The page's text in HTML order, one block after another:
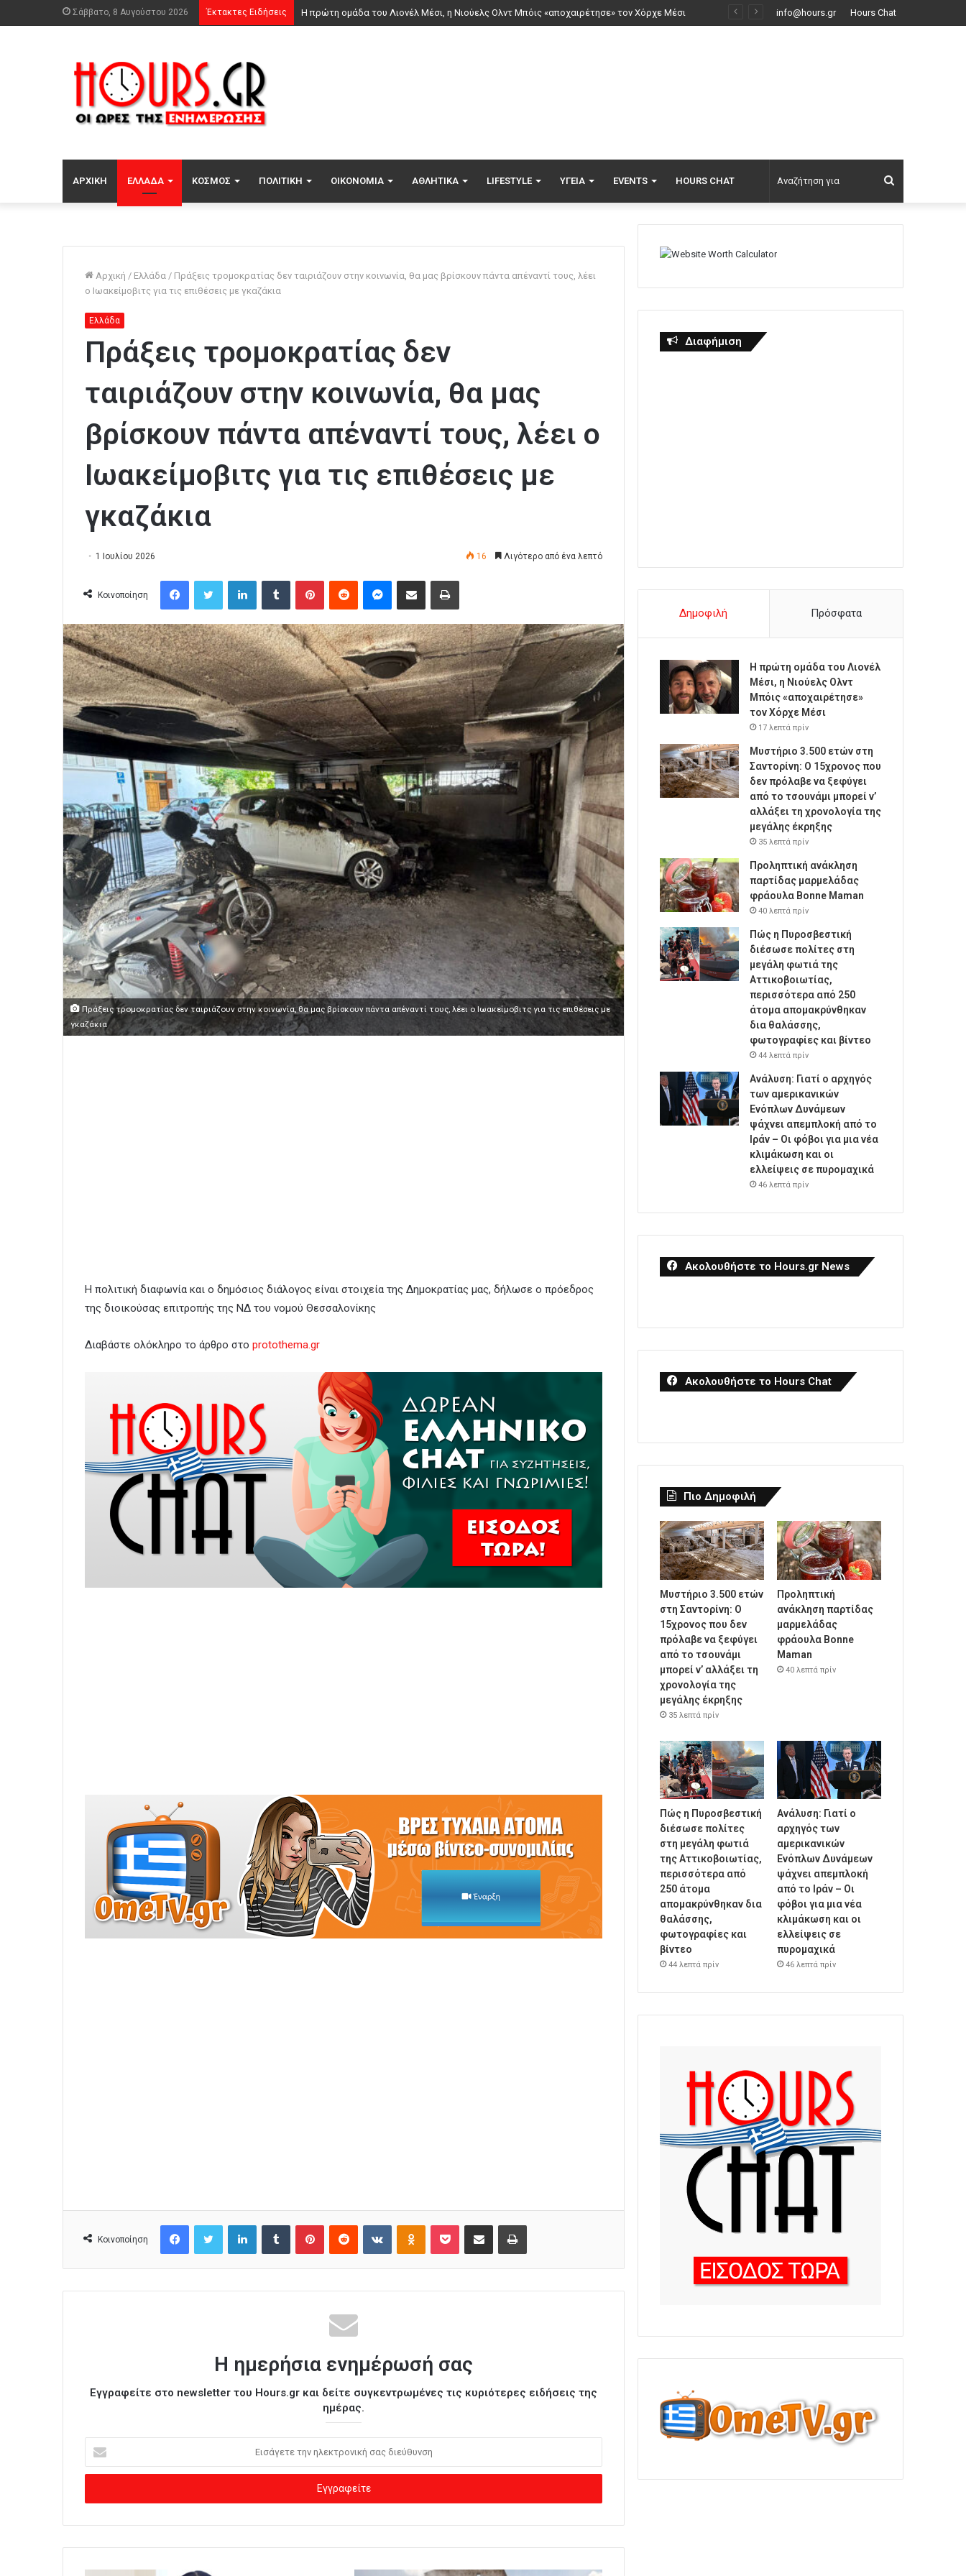
Σάββατο, 8 Αυγούστου 2026 Έκτακτες Ειδήσεις info@hours.gr Hours Chat
ΑΡΧΙΚΉ ΕΛΛΆΔΑ ΚΌΣΜΟΣ ΠΟΛΙΤΙΚΉ ΟΙΚΟΝΟΜΊΑ ΑΘΛΗΤΙΚΆ LIFESTYLE ΥΓΕΊΑ EVENTS HOURS CHAT
για
Αρχική / Ελλάδα / Πράξεις τρομοκρατίας δεν ταιριάζουν στην κοινωνία, θα μας βρίσκουν πάντα απέναντί τους, λέει
ο Ιωακείμοβιτς για τις επιθέσεις με γκαζάκια
Ελλάδα
Πράξεις τρομοκρατίας δεν
ταιριάζουν στην κοινωνία, θα μας
βρίσκουν πάντα απέναντί τους, λέει ο
Ιωακείμοβιτς για τις επιθέσεις με
γκαζάκια
1 Ιουλίου 2026 16 Λιγότερο από ένα λεπτό
Κοινοποίηση
Πράξεις τρομοκρατίας δεν ταιριάζουν στην κοινωνία, θα μας βρίσκουν πάντα απέναντί τους, λέει ο Ιωακείμοβιτς για τις επιθέσεις με
γκαζάκια
Η πολιτική διαφωνία και ο δημόσιος διάλογος είναι στοιχεία της Δημοκρατίας μας, δήλωσε ο πρόεδρος
της διοικούσας επιτροπής της ΝΔ του νομού Θεσσαλονίκης
Διαβάστε ολόκληρο το άρθρο στο protothema.gr
Κοινοποίηση
Η ημερήσια ενημέρωσή σας
Εγγραφείτε στο newsletter του Hours.gr και δείτε συγκεντρωμένες τις κυριότερες ειδήσεις της
ημέρας.
σ
γ
ε
Διαφήμιση
Δημοφιλή Πρόσφατα
Η πρώτη ομάδα του Λιονέλ
Μέσι, η Νιούελς Ολντ
Μπόις «αποχαιρέτησε»
τον Χόρχε Μέσι
17 λεπτά πρίν
Μυστήριο 3.500 ετών στη
Σαντορίνη: Ο 15χρονος που
δεν πρόλαβε να ξεφύγει
από το τσουνάμι μπορεί ν’
αλλάξει τη χρονολογία της
μεγάλης έκρηξης
35 λεπτά πρίν
Προληπτική ανάκληση
παρτίδας μαρμελάδας
φράουλα Bonne Maman
40 λεπτά πρίν
Πώς η Πυροσβεστική
διέσωσε πολίτες στη
μεγάλη φωτιά της
Αττικοβοιωτίας,
περισσότερα από 250
άτομα απομακρύνθηκαν
δια θαλάσσης,
φωτογραφίες και βίντεο
44 λεπτά πρίν
Ανάλυση: Γιατί ο αρχηγός
των αμερικανικών
Ενόπλων Δυνάμεων
ψάχνει απεμπλοκή από το
Ιράν – Οι φόβοι για μια νέα
κλιμάκωση και οι
ελλείψεις σε πυρομαχικά
46 λεπτά πρίν
Ακολουθήστε το Hours.gr News
Ακολουθήστε το Hours Chat
Πιο Δημοφιλή
Μυστήριο 3.500 ετών
στη Σαντορίνη: Ο
15χρονος που δεν
πρόλαβε να ξεφύγει
από το τσουνάμι
μπορεί ν’ αλλάξει τη
χρονολογία της
μεγάλης έκρηξης
35 λεπτά πρίν
Προληπτική
ανάκληση παρτίδας
μαρμελάδας
φράουλα Bonne
Maman
40 λεπτά πρίν
Πώς η Πυροσβεστική
διέσωσε πολίτες
στη μεγάλη φωτιά
της Αττικοβοιωτίας,
περισσότερα από
250 άτομα
απομακρύνθηκαν δια
θαλάσσης,
φωτογραφίες και
βίντεο
44 λεπτά πρίν
Ανάλυση: Γιατί ο
αρχηγός των
αμερικανικών
Ενόπλων Δυνάμεων
ψάχνει απεμπλοκή
από το Ιράν – Οι
φόβοι για μια νέα
κλιμάκωση και οι
ελλείψεις σε
πυρομαχικά
46 λεπτά πρίν